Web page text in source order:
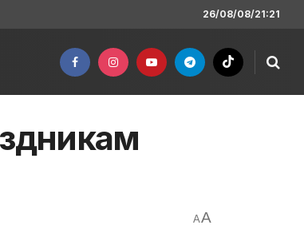
26/08/08/21:21
AA